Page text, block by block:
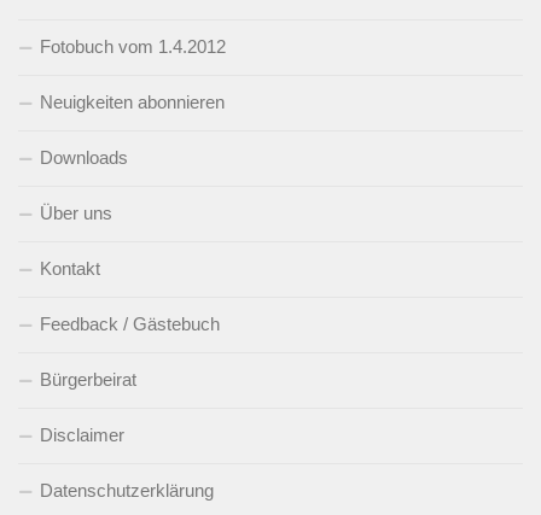
Fotobuch vom 1.4.2012
Neuigkeiten abonnieren
Downloads
Über uns
Kontakt
Feedback / Gästebuch
Bürgerbeirat
Disclaimer
Datenschutzerklärung